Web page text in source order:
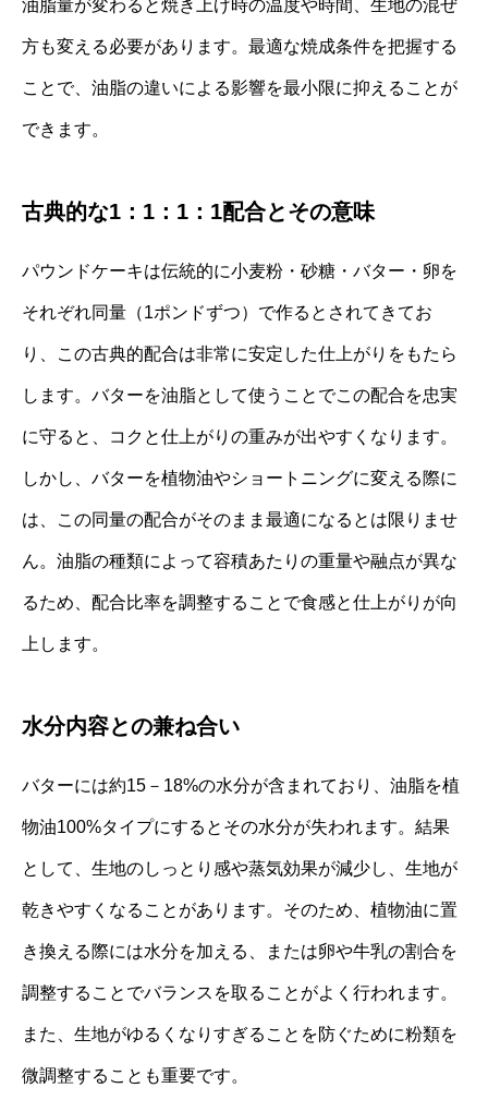
油脂量が変わると焼き上げ時の温度や時間、生地の混ぜ
方も変える必要があります。最適な焼成条件を把握する
ことで、油脂の違いによる影響を最小限に抑えることが
できます。
古典的な1：1：1：1配合とその意味
パウンドケーキは伝統的に小麦粉・砂糖・バター・卵を
それぞれ同量（1ポンドずつ）で作るとされてきてお
り、この古典的配合は非常に安定した仕上がりをもたら
します。バターを油脂として使うことでこの配合を忠実
に守ると、コクと仕上がりの重みが出やすくなります。
しかし、バターを植物油やショートニングに変える際に
は、この同量の配合がそのまま最適になるとは限りませ
ん。油脂の種類によって容積あたりの重量や融点が異な
るため、配合比率を調整することで食感と仕上がりが向
上します。
水分内容との兼ね合い
バターには約15－18%の水分が含まれており、油脂を植
物油100%タイプにするとその水分が失われます。結果
として、生地のしっとり感や蒸気効果が減少し、生地が
乾きやすくなることがあります。そのため、植物油に置
き換える際には水分を加える、または卵や牛乳の割合を
調整することでバランスを取ることがよく行われます。
また、生地がゆるくなりすぎることを防ぐために粉類を
微調整することも重要です。